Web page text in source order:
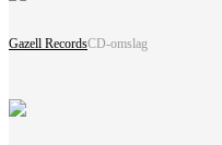
Gazell RecordsCD-omslag